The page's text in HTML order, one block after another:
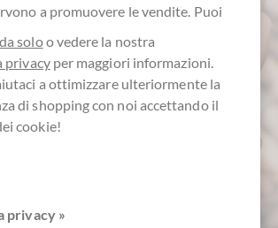
clienti
- 90 88 99 84
Lun - Ven 10 - 18 h
a promuovere le vendite. Puoi
soloo vedere la nostra
privacyper maggiori informazioni.
a ottimizzare ulteriormente la
di shopping con noi accettando il
cookie!
privacy »